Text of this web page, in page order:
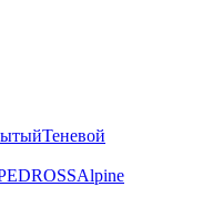
Теневой
Alpine